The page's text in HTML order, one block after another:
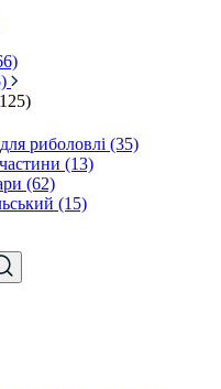
риболовлі (35)
(13)
(62)
(15)